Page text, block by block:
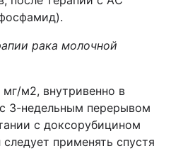
рака молочной
м2, внутривенно в
3-недельным перерывом
с доксорубицином
применять спустя